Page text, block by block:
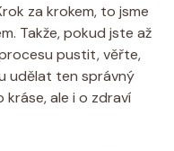
za krokem, to jsme
Takže, pokud jste až
pustit, věřte,
udělat ten správný
kráse, ale i o zdraví